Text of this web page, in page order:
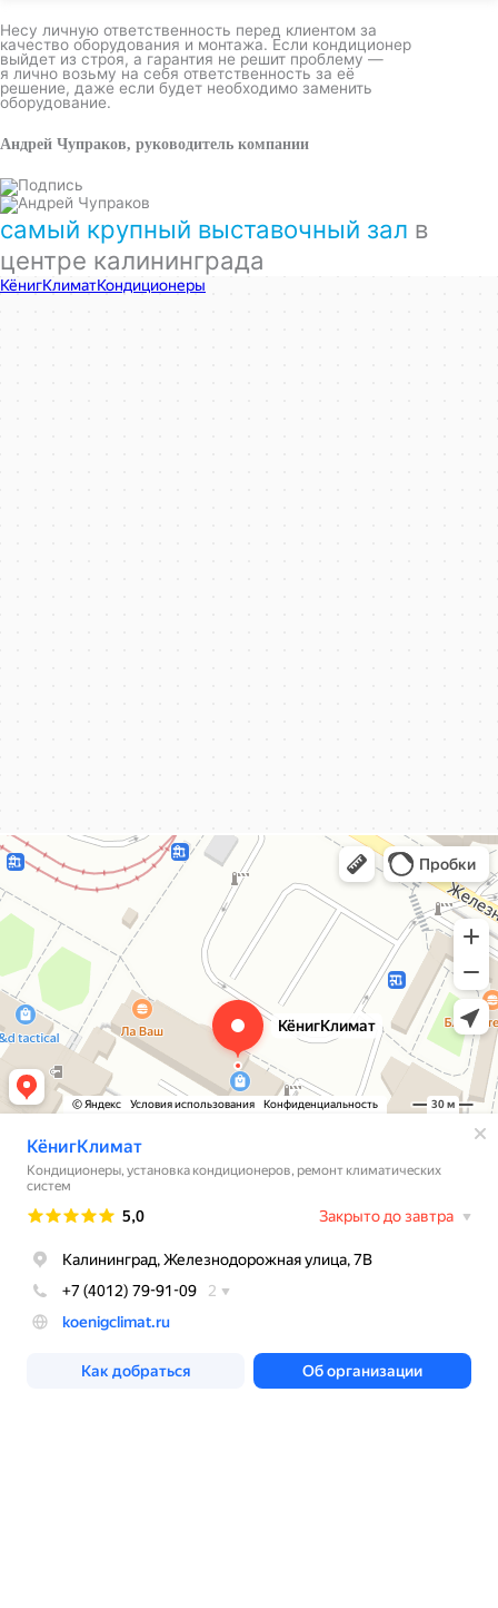
Несу личную ответственность перед клиентом за
качество оборудования и монтажа. Если кондиционер
выйдет из строя, а гарантия не решит проблему —
я лично возьму на себя ответственность за её
решение, даже если будет необходимо заменить
оборудование.
Андрей Чупраков, руководитель компании
самый крупный выставочный зал в
центре калининграда
КёнигКлимат
Кондиционеры в Калининграде
КёнигКлимат
Кондиционеры в Калининграде
Установка кондиционеров в Калининграде